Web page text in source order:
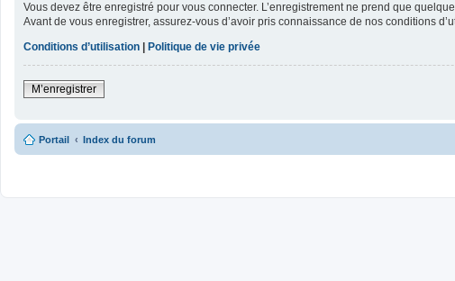
Vous devez être enregistré pour vous connecter. L’enregistrement ne prend que
Avant de vous enregistrer, assurez-vous d’avoir pris connaissance de nos conditions
Conditions d’utilisation
Politique de vie privée
M’enregistrer
Portail Index du forum